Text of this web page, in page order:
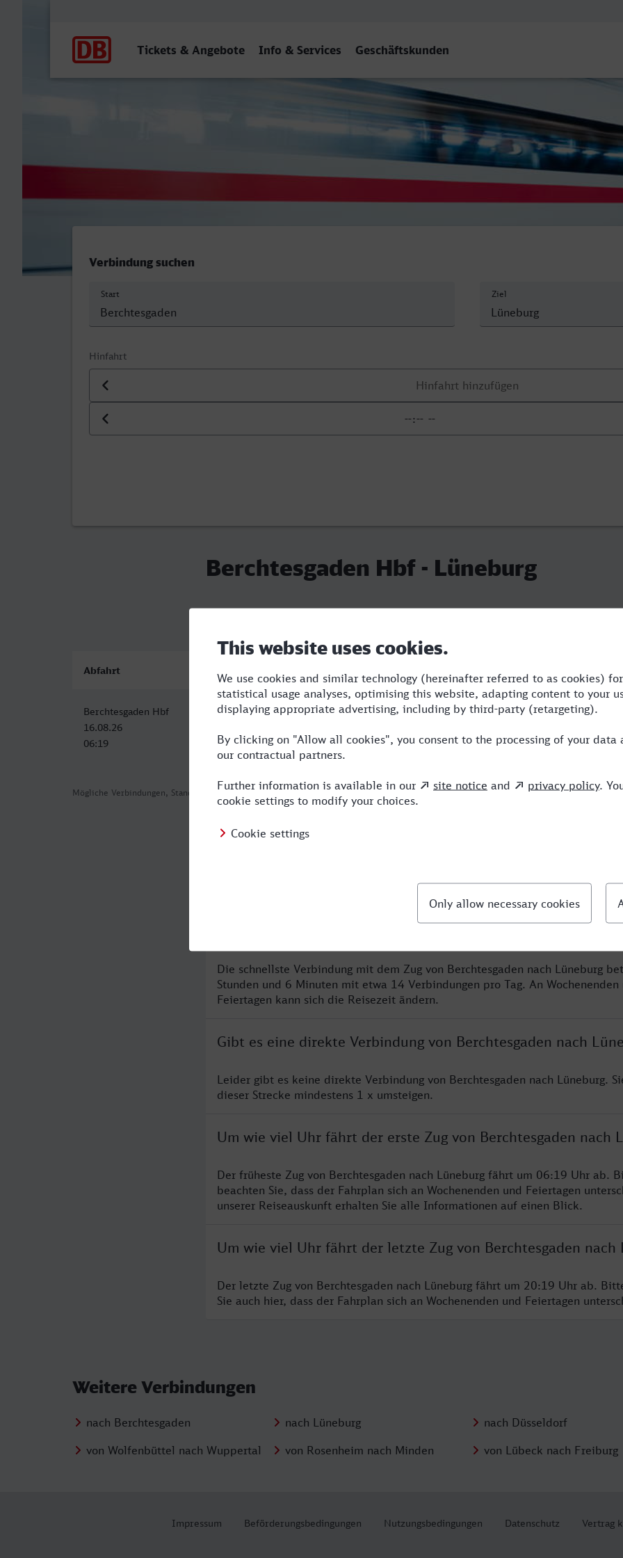
Tickets & Angebote Info & Services Geschäftskunden
Berchtesgaden Hbf - Lüneburg
Verbindung suchen
Start Ziel
Hinfahrt
Datum der Hinfahrt
Uhrzeit der Hinfahrt
Berchtesgaden Hbf - Lüneburg
Mögliche Verbindungen, Stand: 2026-08-02 01:16
Abfahrt
Berchtesgaden Hbf
16.08.26
06:19
Lüneburg
15:25
9:06 2 BRB,ICE,EC
Die schnellste Verbindung mit dem Zug von Berchtesgaden nach Lüneburg
Stunden und 6 Minuten mit etwa 14 Verbindungen pro Tag. An Wochenenden
Feiertagen kann sich die Reisezeit ändern.
Gibt es eine direkte Verbindung von Berchtesgaden nach
Leider gibt es keine direkte Verbindung von Berchtesgaden nach Lüneburg.
dieser Strecke mindestens 1 x umsteigen.
Um wie viel Uhr fährt der erste Zug von Berchtesgaden nach
Der früheste Zug von Berchtesgaden nach Lüneburg fährt um 06:19 Uhr ab.
beachten Sie, dass der Fahrplan sich an Wochenenden und Feiertagen
unserer Reiseauskunft erhalten Sie alle Informationen auf einen Blick.
Um wie viel Uhr fährt der letzte Zug von Berchtesgaden nach
Der letzte Zug von Berchtesgaden nach Lüneburg fährt um 20:19 Uhr ab.
Sie auch hier, dass der Fahrplan sich an Wochenenden und Feiertagen
Weitere Verbindungen
nach Berchtesgaden nach Lüneburg nach Düsseldorf
von Wolfenbüttel nach Wuppertal
von Rosenheim nach Minden von Lübeck nach Freiburg
Impressum Beförderungsbedingungen Nutzungsbedingungen Datenschutz Vertrag